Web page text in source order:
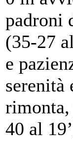
padroni
(35-27
e
serenità
40 al